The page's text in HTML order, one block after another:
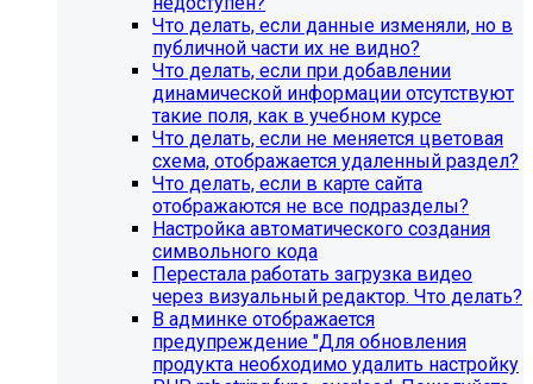
Инструкция по удалению ссылок на
социальные сети
Для готовых решений на SIMAI-SF4:
SIMAI-SF4: Сайт библиотеки, SIMAI-SF4: Сайт
благотворительного фонда, SIMAI-SF4: Сайт города,
SIMAI-SF4: Сайт государственной организации, SIMAI-
SF4: Сайт дворца культуры, SIMAI-SF4: Сайт детского
Что делать, если данные изменяли, но в
публичной части их не видно?
Что делать, если при добавлении
динамической информации отсутствуют
такие поля, как в учебном курсе
Что делать, если не меняется цветовая
схема, отображается удаленный раздел?
Что делать, если в карте сайта
отображаются не все подразделы?
Настройка автоматического создания
символьного кода
Перестала работать загрузка видео
через визуальный редактор. Что делать?
В админке отображается
предупреждение "Для обновления
продукта необходимо удалить настройку